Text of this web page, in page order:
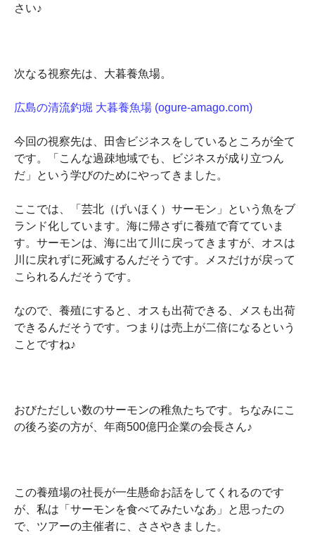
さい♪
次なる視察先は、大暮養魚場。
広島の清流釣堀 大暮養魚場 (ogure-amago.com)
今回の視察先は、田舎ビジネスをしているところが全て
です。「こんな過疎地域でも、ビジネスが成り立つん
だ」という学びのためにやってきました。
ここでは、「芸北（げいほく）サーモン」という魚をブ
ランド化しています。海に帰さずに養殖で育てていま
す。サーモンは、海に出て川に戻ってきますが、オスは
川に戻れずに死滅するんだそうです。メスだけが戻って
こられるんだそうです。
なので、養殖にすると、オスも出荷できる、メスも出荷
できるんだそうです。つまりは売上が二倍になるという
ことですね♪
おびただしい数のサーモンの稚魚たちです。ちなみにこ
の後ろ姿の方が、年商500億円企業の会長さん♪
この養殖場の社長が一生懸命お話をしてくれるのです
が、私は「サーモンを食べてみたいなあ」と思ったの
で、ツアーの主催者に、ささやきました。